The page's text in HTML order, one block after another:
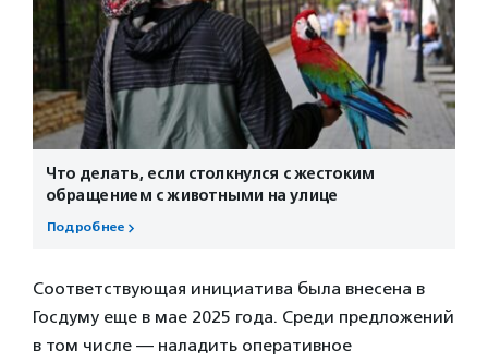
Что делать, если столкнулся с жестоким
обращением с животными на улице
Подробнее
Соответствующая инициатива была внесена в
Госдуму еще в мае 2025 года. Среди предложений
в том числе — наладить оперативное